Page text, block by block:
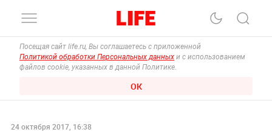
Посещая сайт life.ru, Вы соглашаетесь с приложенной
Политикой обработки Персональных данных и с использованием
файлов cookie, указанных в данной Политике.
ОК
24 октября 2017, 16:38